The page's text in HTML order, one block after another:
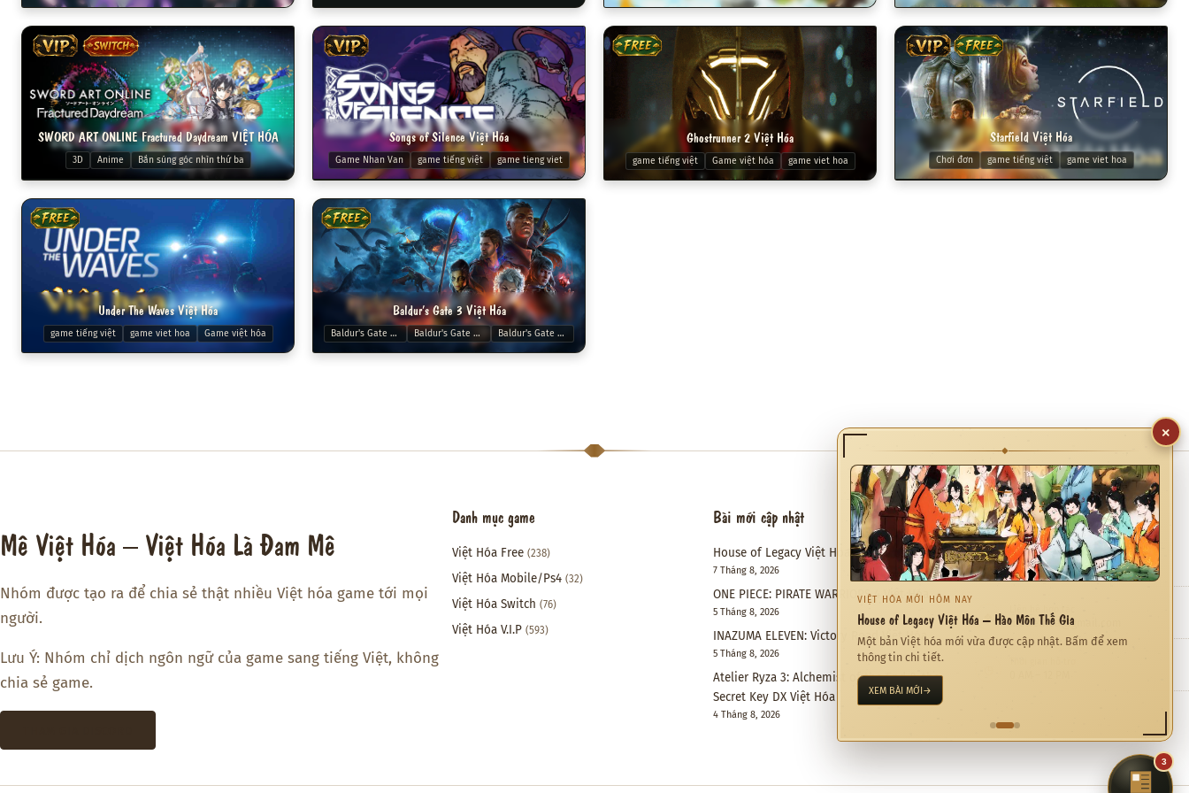
VIP SWITCH
SWORD ART ONLINE Fractured Daydream VIỆT HÓA
3D Anime Bắn súng góc nhìn thứ ba
VIP
Songs of Silence Việt Hóa
Game Nhan Van game tiếng việt game tieng viet
FREE
Ghostrunner 2 Việt Hóa
game tiếng việt Game việt hóa game viet hoa
VIP FREE
Starfield Việt Hóa
Chơi đơn game tiếng việt game viet hoa
FREE
Under The Waves Việt Hóa
game tiếng việt game viet hoa Game việt hóa
FREE
Baldur’s Gate 3 Việt Hóa
Baldur's Gate 3 viet hoa Baldur's Gate 3 Việt Hóa Baldur's Gate 3 Việt ngữ
Mê Việt Hóa – Việt Hóa Là Đam Mê
Nhóm được tạo ra để chia sẻ thật nhiều Việt hóa game tới mọi
người.
Lưu Ý: Nhóm chỉ dịch ngôn ngữ của game sang tiếng Việt, không
chia sẻ game.
Danh mục game
Việt Hóa Free (238)
Việt Hóa Mobile/Ps4 (32)
Việt Hóa Switch (76)
Việt Hóa V.I.P (593)
Bài mới cập nhật
House of Legacy Việt Hóa – Hào Môn Thế Gia
7 Tháng 8, 2026
ONE PIECE: PIRATE WARRIORS 4 Việt Hóa
5 Tháng 8, 2026
INAZUMA ELEVEN: Victory Road Việt Hóa
5 Tháng 8, 2026
Atelier Ryza 3: Alchemist of the End & the
Secret Key DX Việt Hóa
4 Tháng 8, 2026
Hỗ trợ
✉ Email hỗ trợ
meviethoa@gmail.com
❖ meviethoa@gmail.com
×
◆
VIỆT HÓA MỚI HÔM NAY
House of Legacy Việt Hóa – Hào Môn Thế Gia
Một bản Việt hóa mới vừa được cập nhật. Bấm để xem
thông tin chi tiết.
XEM BÀI MỚI→
3